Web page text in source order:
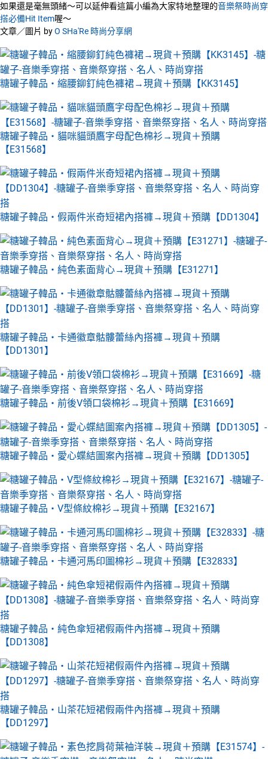
如果還是毫無頭緒～可以延伸看這篇小編為大家特地整理的音樂祭時尚穿
搭必備Hit Item喔～
文章／圖片 byO SHa'Re 時尚分享網
糖罐子韓品‧縮腰鉚釘純色褲裙→現貨＋預購【KK3145】
糖罐子韓品‧貓咪貓頭鷹字母配色棉衫→現貨＋預購
【E31568】
糖罐子韓品‧假兩件米奇短裙內搭褲→現貨＋預購【DD1304】
糖罐子韓品‧純色素面背心→現貨＋預購【E31271】
糖罐子韓品‧卡通徽章骷髏蕾絲內搭褲→現貨＋預購
【DD1301】
糖罐子韓品‧前後V領口袋棉衫→現貨＋預購【E31669】
糖罐子韓品‧愛心蝶結圖案內搭褲→現貨＋預購【DD1305】
糖罐子韓品‧V型條紋棉衫→現貨＋預購【E32167】
糖罐子韓品‧卡通河馬印圖棉衫→現貨＋預購【E32833】
糖罐子韓品‧純色傘短裙假兩件內搭褲→現貨＋預購
【DD1308】
糖罐子韓品‧山茶花短裙假兩件內搭褲→現貨＋預購
【DD1297】